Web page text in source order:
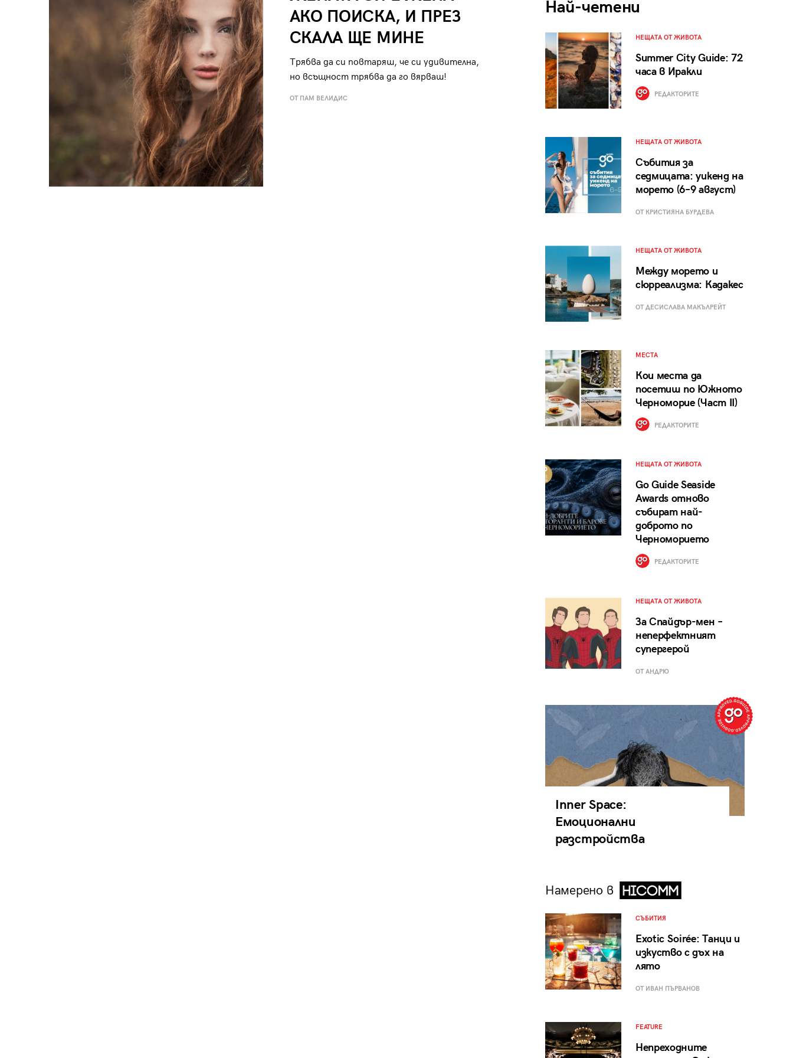
АКО ПОИСКА, И ПРЕЗ
СКАЛА ЩЕ МИНЕ
Трябва да си повтаряш, че си удивителна,
но всъщност трябва да го вярваш!
ОТ ПАМ ВЕЛИДИС
Най-четени
НЕЩАТА ОТ ЖИВОТА
Summer City Guide: 72
часа в Иракли
РЕДАКТОРИТЕ
НЕЩАТА ОТ ЖИВОТА
Събития за
седмицата: уикенд на
морето (6–9 август)
ОТ КРИСТИЯНА БУРДЕВА
НЕЩАТА ОТ ЖИВОТА
Между морето и
сюрреализма: Кадакес
ОТ ДЕСИСЛАВА МАКЪЛРЕЙТ
МЕСТА
Кои места да
посетиш по Южното
Черноморие (Част II)
РЕДАКТОРИТЕ
НЕЩАТА ОТ ЖИВОТА
Go Guide Seaside
Awards отново
събират най-
доброто по
Черноморието
РЕДАКТОРИТЕ
НЕЩАТА ОТ ЖИВОТА
За Спайдър-мен –
неперфектният
супергерой
ОТ АНДРЮ
Inner Space:
Емоционални
разстройства
Намерено в
СЪБИТИЯ
Exotic Soirée: Танци и
изкуство с дъх на
лято
ОТ ИВАН ПЪРВАНОВ
FEATURE
Непреходните